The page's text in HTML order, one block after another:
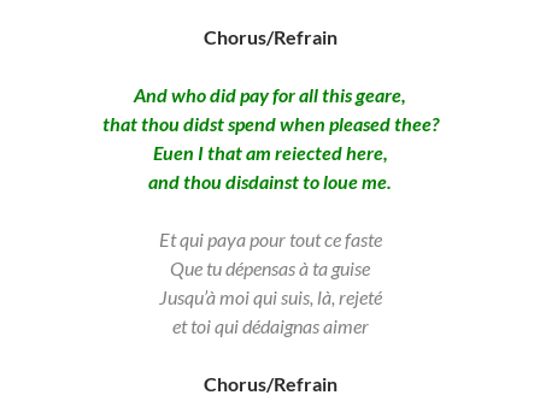
Chorus/Refrain
And who did pay for all this geare,
that thou didst spend when pleased thee?
Euen I that am reiected here,
and thou disdainst to loue me.
Et qui paya pour tout ce faste
Que tu dépensas à ta guise
Jusqu’à moi qui suis, là, rejeté
et toi qui dédaignas aimer
Chorus/Refrain